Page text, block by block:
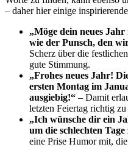
– daher hier einige
„Möge dein neues
wie der Punsch, den
Scherz über die
gute Stimmung.
„Frohes neues Jahr!
ersten Montag im
ausgiebig!“ – Damit
letzten Feiertag richtig zu
„Ich wünsche dir ein
um die schlechten
eine Prise Humor mit,